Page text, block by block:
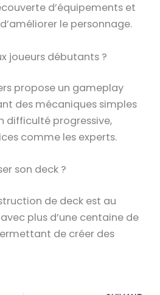
d’équipements et
le personnage.
joueurs débutants ?
propose un gameplay
des mécaniques simples
difficulté progressive,
comme les experts.
son deck ?
de deck est au
plus d’une centaine de
de créer des